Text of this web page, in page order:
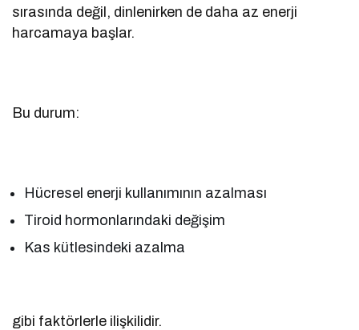
sırasında değil, dinlenirken de daha az enerji
harcamaya başlar.
Bu durum:
Hücresel enerji kullanımının azalması
Tiroid hormonlarındaki değişim
Kas kütlesindeki azalma
gibi faktörlerle ilişkilidir.